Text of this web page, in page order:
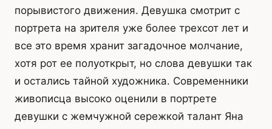
порывистого движения. Девушка смотрит с
портрета на зрителя уже более трехсот лет и
все это время хранит загадочное молчание,
хотя рот ее полуоткрыт, но слова девушки так
и остались тайной художника. Современники
живописца высоко оценили в портрете
девушки с жемчужной сережкой талант Яна